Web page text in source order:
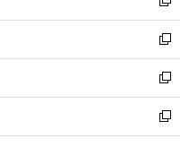
開
く
ウ
で
開
く
ン
ド
ウ
で
開
く
い
ウ
ィ
ン
ド
ウ
で
開
新
し
い
ウ
ィ
ン
ド
ウ
新
し
い
ウ
ィ
ン
新
し
い
ウ
新
し